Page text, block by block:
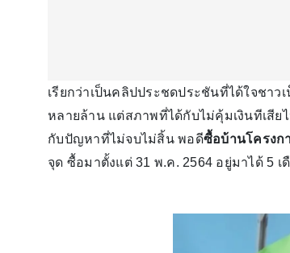
เรียกว่าเป็นคลิปประชดประชันที่ได้ใจชาว
หลายล้าน แต่สภาพที่ได้กับไม่คุ้มเงินทีเสีย
กับปัญหาที่ไม่จบไม่สิ้น พอดีซื้อบ้านโครงก
จุด ซื้อมาตั้งแต่ 31 พ.ค. 2564 อยู่มาได้ 5